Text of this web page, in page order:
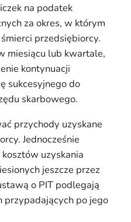
na podatek
za okres, w którym
przedsiębiorcy.
miesiącu lub kwartale,
kontynuacji
sukcesyjnego do
skarbowego.
przychody uzyskane
Jednocześnie
uzyskania
jeszcze przez
o PIT podlegają
przypadających po jego